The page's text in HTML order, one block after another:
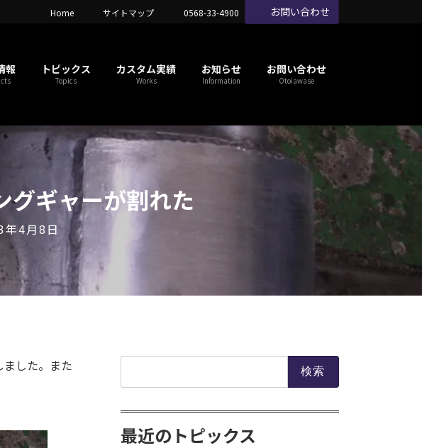
Home サイトマップ 0568-33-4900 お問い合わせ
報 トピックス
Topics
カスタム実績
Works
お知らせ
Information
お問い合わせ
Otoiawase
グギャーが割れた
年4月8日
した。また
最近のトピックス